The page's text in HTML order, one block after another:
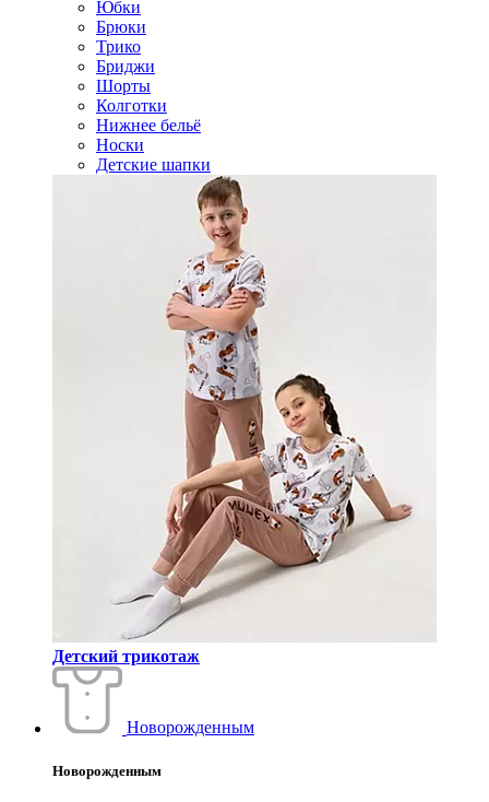
Юбки
Брюки
Трико
Бриджи
Шорты
Колготки
Нижнее бельё
Носки
Детские шапки
Детский трикотаж
Новорожденным
Новорожденным